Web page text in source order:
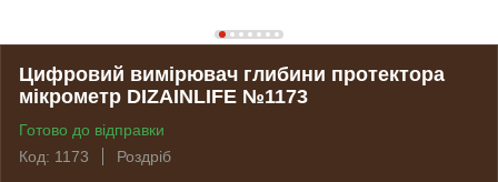
Цифровий вимірювач глибини протектора
мікрометр DIZAINLIFE №1173
Готово до відправки
Код: 1173
Роздріб